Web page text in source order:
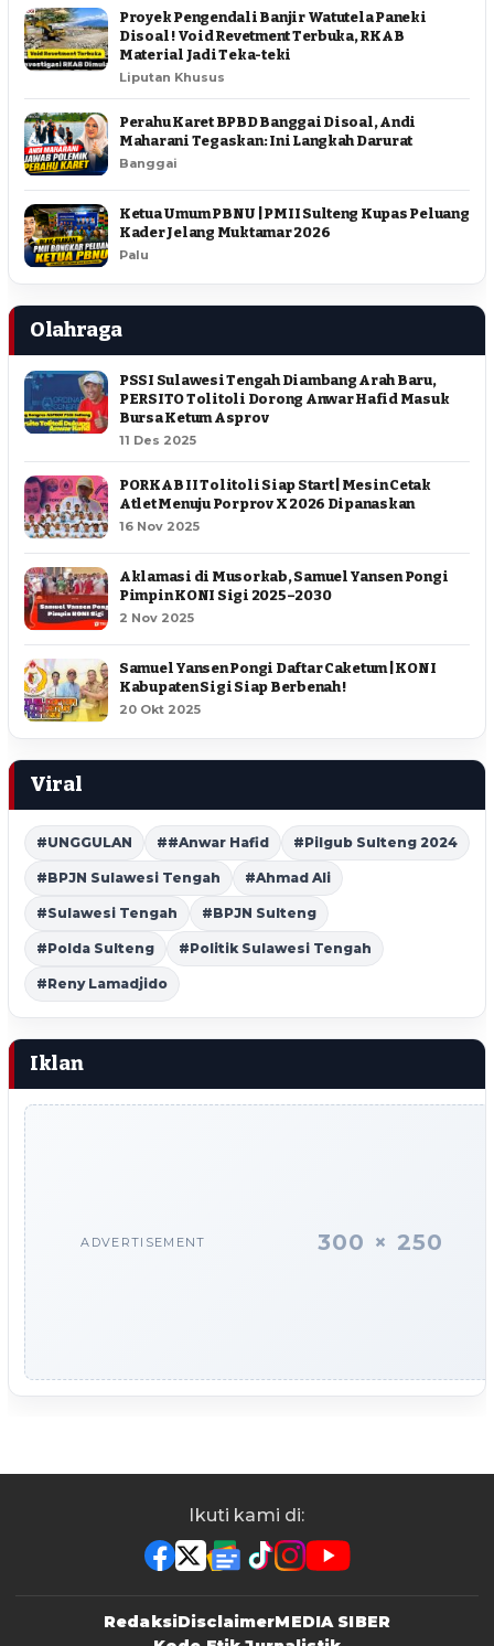
Proyek Pengendali Banjir Watutela Paneki
Disoal ! Void Revetment Terbuka, RKAB
Material Jadi Teka-teki
Liputan Khusus
Perahu Karet BPBD Banggai Disoal, Andi
Maharani Tegaskan: Ini Langkah Darurat
Banggai
Ketua Umum PBNU | PMII Sulteng Kupas Peluang
Kader Jelang Muktamar 2026
Palu
Olahraga
PSSI Sulawesi Tengah Diambang Arah Baru,
PERSITO Tolitoli Dorong Anwar Hafid Masuk
Bursa Ketum Asprov
11 Des 2025
PORKAB II Tolitoli Siap Start | Mesin Cetak
Atlet Menuju Porprov X 2026 Dipanaskan
16 Nov 2025
Aklamasi di Musorkab, Samuel Yansen Pongi
Pimpin KONI Sigi 2025–2030
2 Nov 2025
Samuel Yansen Pongi Daftar Caketum | KONI
Kabupaten Sigi Siap Berbenah !
20 Okt 2025
Viral
#UNGGULAN ##Anwar Hafid #Pilgub Sulteng 2024
#BPJN Sulawesi Tengah #Ahmad Ali
#Sulawesi Tengah #BPJN Sulteng
#Polda Sulteng #Politik Sulawesi Tengah
#Reny Lamadjido
Iklan
ADVERTISEMENT 300 × 250
Ikuti kami di:
RedaksiDisclaimerMEDIA SIBER